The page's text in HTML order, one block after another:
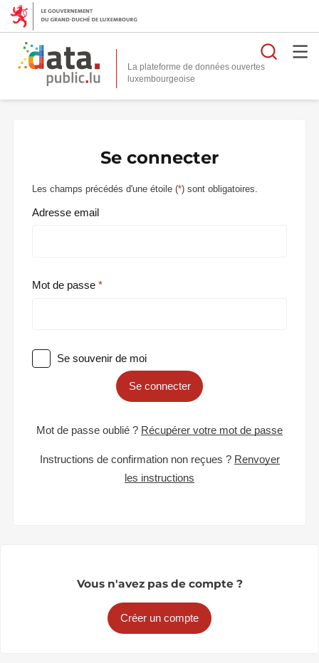
La plateforme de données ouvertes
Se connecter
Les champs précédés d'une étoile (*) sont obligatoires.
Adresse email
Mot de passe
Se souvenir de moi
Se connecter
Mot de passe oublié ? Récupérer votre mot de passe
Instructions de confirmation non reçues ? Renvoyer
les instructions
Vous n'avez pas de compte ?
Créer un compte